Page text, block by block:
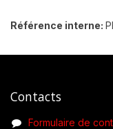
Référence interne:
Contacts
Formulaire de